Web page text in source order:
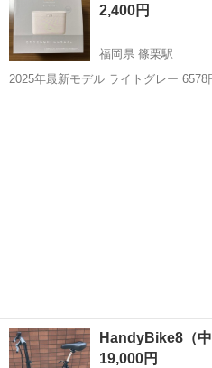
工場のお仕事 ◇コネクタ製造工...
2,400円
福岡県 篠栗駅
2025年最新モデル ライトグレー 6578円 準備していましたが、お
HandyBike8（中
19,000円